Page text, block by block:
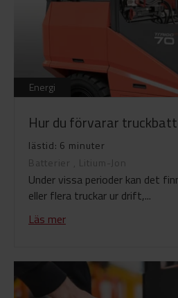
Energi
Hur du förvarar
lästid: 6 minuter
Batterier , Litium-Jon
Under vissa perioder kan det
eller flera truckar ur drift,...
Läs mer